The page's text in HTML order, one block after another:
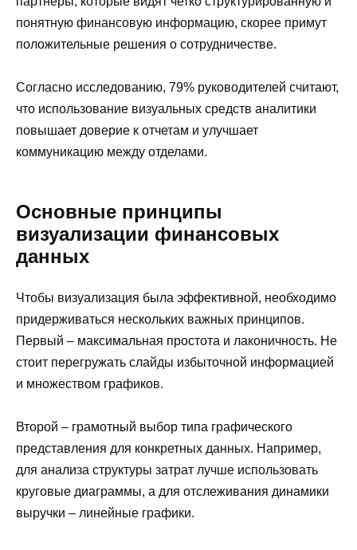
понятную финансовую информацию, скорее примут
положительные решения о сотрудничестве.
Согласно исследованию, 79% руководителей считают,
что использование визуальных средств аналитики
повышает доверие к отчетам и улучшает
коммуникацию между отделами.
Основные принципы
визуализации финансовых
данных
Чтобы визуализация была эффективной, необходимо
придерживаться нескольких важных принципов.
Первый – максимальная простота и лаконичность. Не
стоит перегружать слайды избыточной информацией
и множеством графиков.
Второй – грамотный выбор типа графического
представления для конкретных данных. Например,
для анализа структуры затрат лучше использовать
круговые диаграммы, а для отслеживания динамики
выручки – линейные графики.